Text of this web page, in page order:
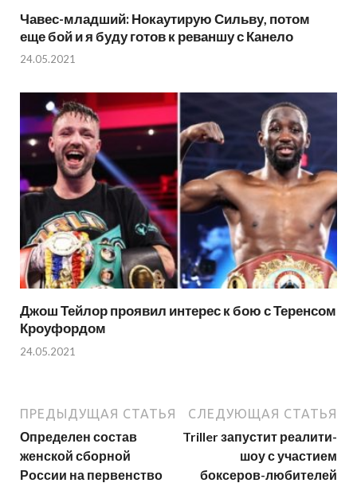
Чавес-младший: Нокаутирую Сильву, потом
еще бой и я буду готов к реваншу с Канело
24.05.2021
Джош Тейлор проявил интерес к бою с Теренсом
Кроуфордом
24.05.2021
ПРЕДЫДУЩАЯ СТАТЬЯ
Определен состав
женской сборной
России на первенство
СЛЕДУЮЩАЯ СТАТЬЯ
Triller запустит реалити-
шоу с участием
боксеров-любителей